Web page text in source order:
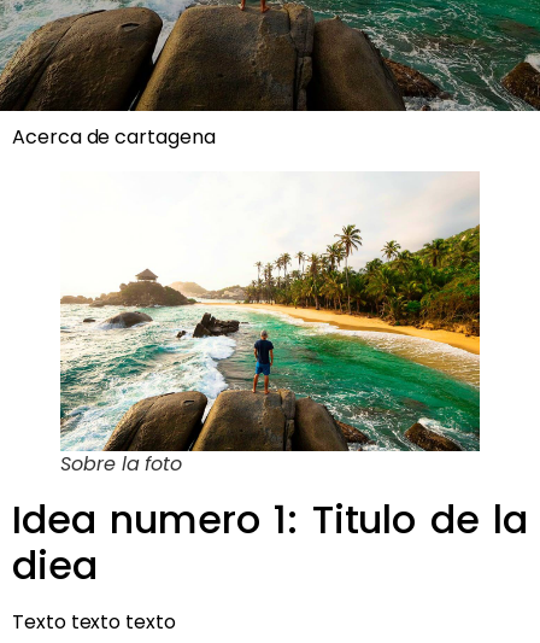
Acerca de cartagena
Sobre la foto
Idea numero 1: Titulo de la
diea
Texto texto texto